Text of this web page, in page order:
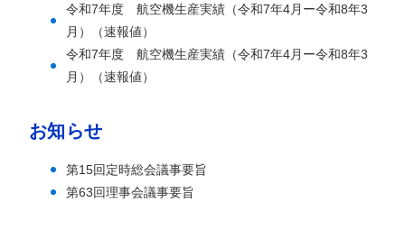
令和7年度 航空機生産実績（令和7年4月ー令和8年3
月）（速報値）
令和7年度 航空機生産実績（令和7年4月ー令和8年3
月）（速報値）
お知らせ
第15回定時総会議事要旨
第63回理事会議事要旨